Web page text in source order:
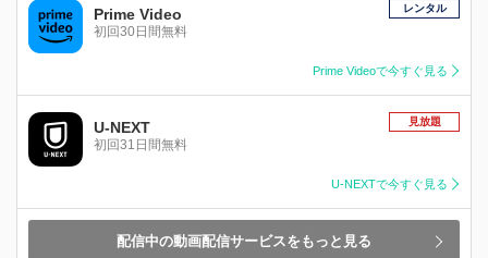
Prime Video
初回30日間無料
レンタル
Prime Videoで今すぐ見る
U-NEXT
初回31日間無料
見放題
U-NEXTで今すぐ見る
配信中の動画配信サービスをもっと見る